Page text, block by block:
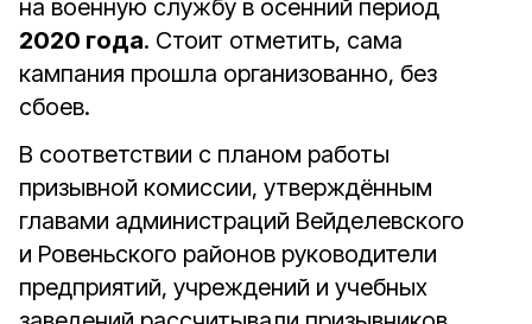
на военную службу в осенний период
2020 года. Стоит отметить, сама
кампания прошла организованно, без
сбоев.
В соответствии с планом работы
призывной комиссии, утверждённым
главами администраций Вейделевского
и Ровеньского районов руководители
предприятий, учреждений и учебных